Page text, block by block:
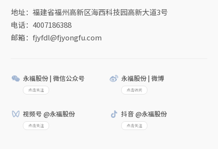
地址：福建省福州高新区海西科技园高新大道3号
电话：4007186388
邮箱：fjyfdl@fjyongfu.com
永福股份 | 微信公众号
点击关注
永福股份 | 微博
点击访问
视频号 @永福股份
点击关注
抖音 @永福股份
点击关注